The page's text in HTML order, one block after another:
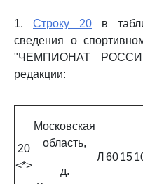
1. Строку 20 в
сведения о
"ЧЕМПИОНАТ
редакции:
20
<*>
Московская
область,
д.
Л 6015